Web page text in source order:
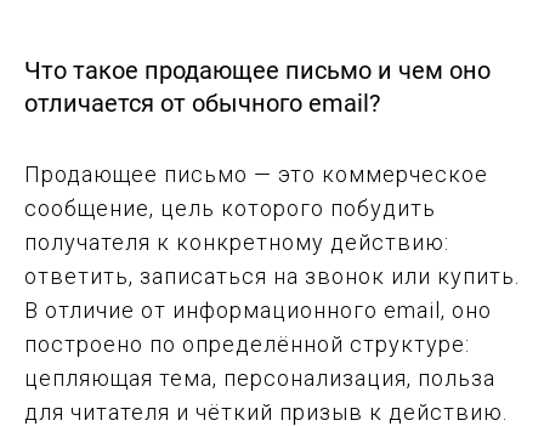
Что такое продающее письмо и чем оно
отличается от обычного email?
Продающее письмо — это коммерческое
сообщение, цель которого побудить
получателя к конкретному действию:
ответить, записаться на звонок или купить.
В отличие от информационного email, оно
построено по определённой структуре:
цепляющая тема, персонализация, польза
для читателя и чёткий призыв к действию.